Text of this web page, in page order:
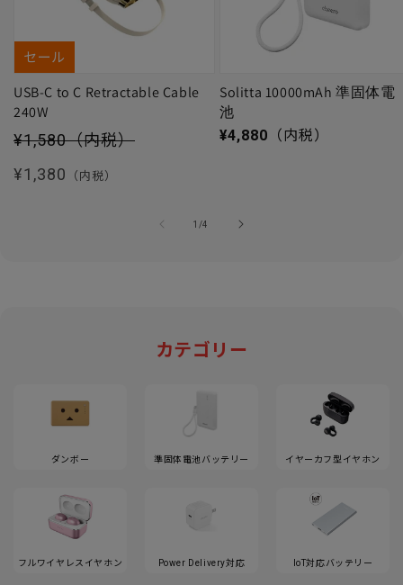
セール
USB-C to C Retractable Cable
240W
セール価格
¥1,580（内税）
通常価格
¥1,380 （内税）
Solitta 10000mAh 準固体電
池
通常価格
¥4,880 （内税）
1 /
の4
カテゴリー
ダンボー 準固体電池バッテリー イヤーカフ型イヤホン
フルワイヤレスイヤホン Power Delivery対応 IoT対応バッテリー